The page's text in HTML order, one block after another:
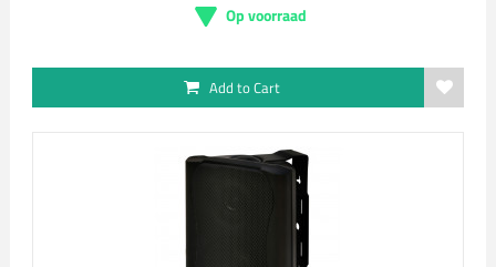
Op voorraad
Add to Cart